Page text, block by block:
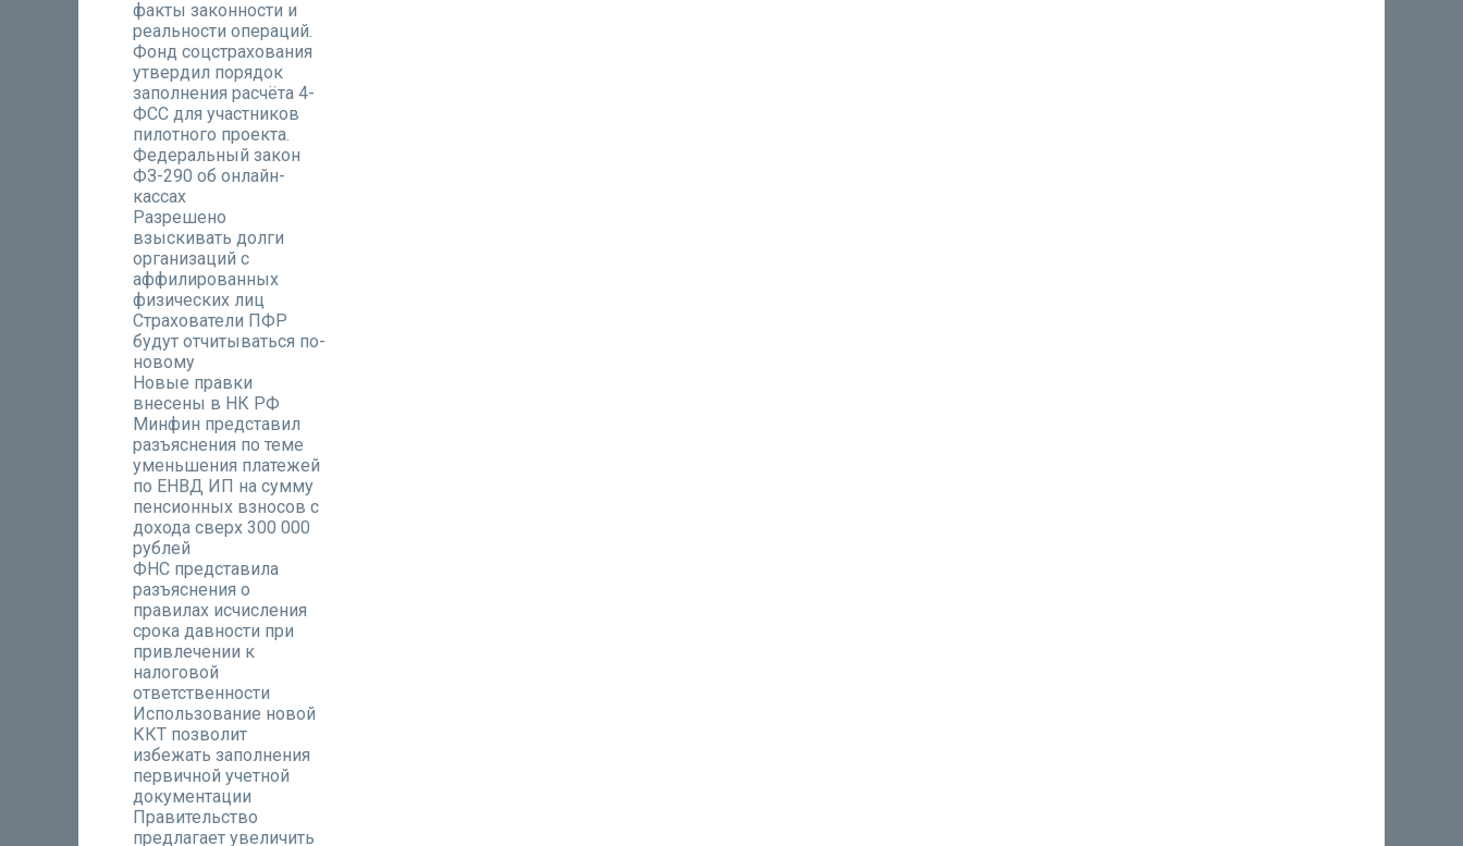
факты законности и
реальности операций.
Фонд соцстрахования
утвердил порядок
заполнения расчёта 4-
ФСС для участников
пилотного проекта.
Федеральный закон
ФЗ-290 об онлайн-
кассах
Разрешено
взыскивать долги
организаций с
аффилированных
физических лиц
Страхователи ПФР
будут отчитываться по-
новому
Новые правки
внесены в НК РФ
Минфин представил
разъяснения по теме
уменьшения платежей
по ЕНВД ИП на сумму
пенсионных взносов с
дохода сверх 300 000
рублей
ФНС представила
разъяснения о
правилах исчисления
срока давности при
привлечении к
налоговой
ответственности
Использование новой
ККТ позволит
избежать заполнения
первичной учетной
документации
Правительство
предлагает увеличить